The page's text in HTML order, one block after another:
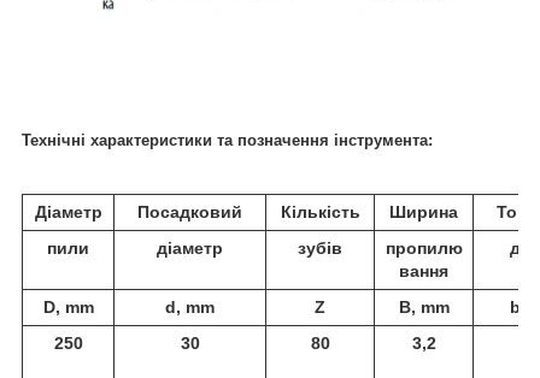
Технічні характеристики та позначення інструмента:
Діаметр Посадковий Кількість Ширина
пили
діаметр зубів
пропилю
вання
D, mm d, mm Z B, mm
b,
250
30 80 3,2